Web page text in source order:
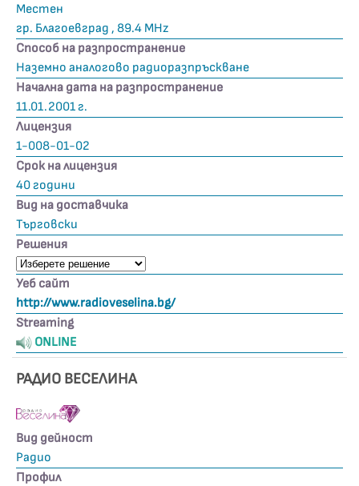
Местен
гр. Благоевград , 89.4 MHz
Способ на разпространение
Наземно аналогово радиоразпръскване
Начална дата на разпространение
11.01.2001 г.
Лицензия
1-008-01-02
Срок на лицензия
40 години
Вид на доставчика
Търговски
Решения
Уеб сайт
http://www.radioveselina.bg/
Streaming
ONLINE
РАДИО ВЕСЕЛИНА
Вид дейност
Радио
Профил